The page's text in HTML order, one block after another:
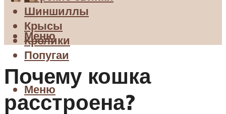
Шиншиллы
Крысы
Кролики
Попугаи
Меню
Меню
Почему кошка
расстроена?